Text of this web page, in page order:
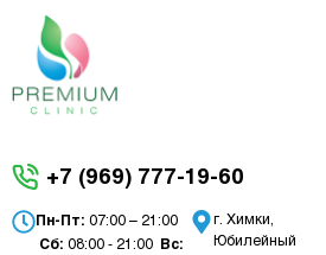
Пн-Пт: 07:00 – 21:00
Сб: 08:00 - 21:00
Вc:
г. Химки,
Юбилейный
+7 (969) 777-19-60